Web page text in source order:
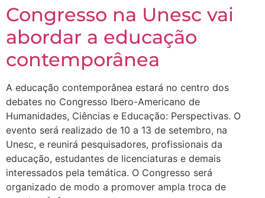
Congresso na Unesc vai
abordar a educação
contemporânea
A educação contemporânea estará no centro dos
debates no Congresso Ibero-Americano de
Humanidades, Ciências e Educação: Perspectivas. O
evento será realizado de 10 a 13 de setembro, na
Unesc, e reunirá pesquisadores, profissionais da
educação, estudantes de licenciaturas e demais
interessados pela temática. O Congresso será
organizado de modo a promover ampla troca de